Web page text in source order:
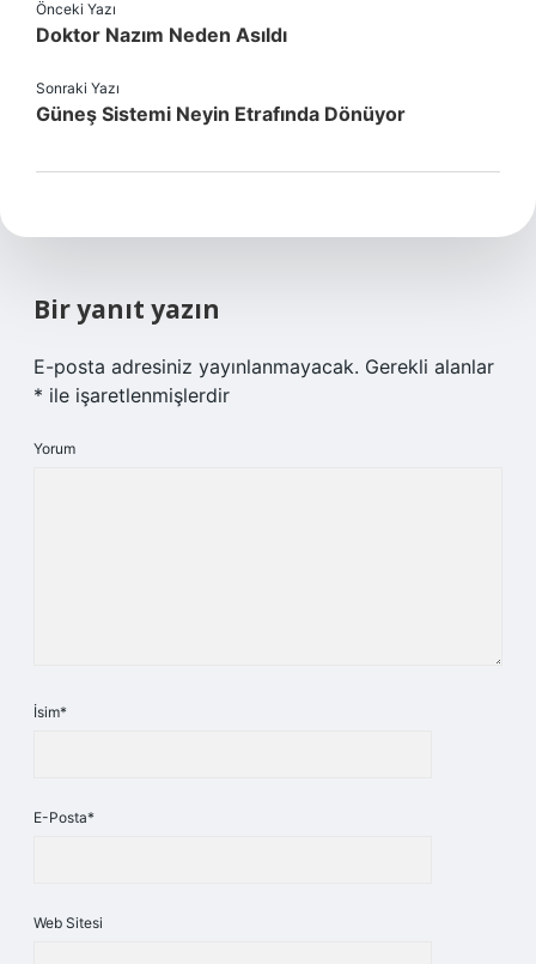
Önceki Yazı
Doktor Nazım Neden Asıldı
Sonraki Yazı
Güneş Sistemi Neyin Etrafında Dönüyor
Bir yanıt yazın
E-posta adresiniz yayınlanmayacak. Gerekli alanlar
* ile işaretlenmişlerdir
Yorum
İsim*
E-Posta*
Web Sitesi